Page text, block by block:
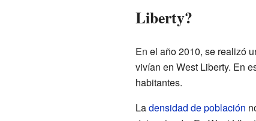
Liberty?
En el año 2010, se realizó
vivían en West Liberty. En
habitantes.
Ladensidad de población